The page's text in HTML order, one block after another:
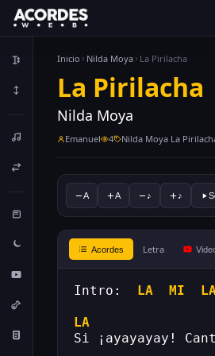
Inicio Nilda Moya La Pirilacha
La Pirilacha
Nilda Moya
Emanuel 4 Nilda Moya La
A A ♪ ♪
Acordes Letra
Intro: LA MI
LA
Si ¡ayayayay!